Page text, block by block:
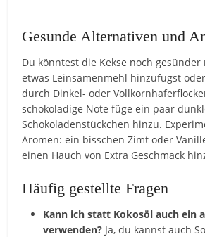
Gesunde Alternativen und
Du könntest die Kekse noch
etwas Leinsamenmehl hinzufügst
durch Dinkel- oder
schokoladige Note füge ein paar
Schokoladenstückchen hinzu.
Aromen: ein bisschen Zimt oder
einen Hauch von Extra Geschmack
Häufig gestellte Fragen
Kann ich statt Kokosöl auch ein
verwenden? Ja, du kannst auch